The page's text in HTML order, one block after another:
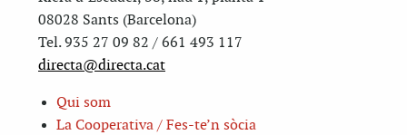
08028 Sants (Barcelona)
Tel. 935 27 09 82 / 661 493 117
directa@directa.cat
Qui som
La Cooperativa / Fes-te’n sòcia